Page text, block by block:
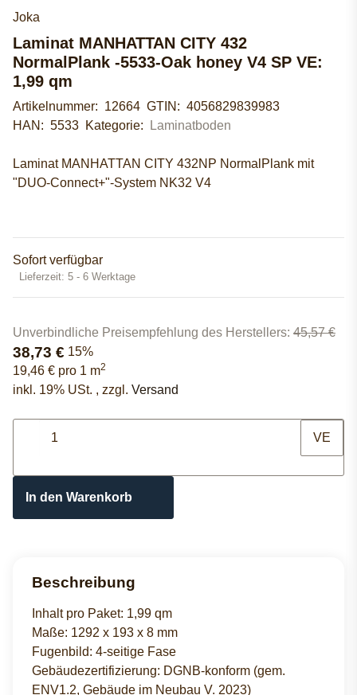
Joka
Laminat MANHATTAN CITY 432
NormalPlank -5533-Oak honey V4 SP VE:
1,99 qm
Artikelnummer: 12664 GTIN: 4056829839983
HAN: 5533 Kategorie: Laminatboden
Laminat MANHATTAN CITY 432NP NormalPlank mit
"DUO-Connect+"-System NK32 V4
Sofort verfügbar
Lieferzeit: 5 - 6 Werktage
Unverbindliche Preisempfehlung des Herstellers: 45,57 €
38,73 € 15%
19,46 € pro 1 m2
inkl. 19% USt. , zzgl. Versand
VE
In den Warenkorb
Beschreibung
Inhalt pro Paket: 1,99 qm
Maße: 1292 x 193 x 8 mm
Fugenbild: 4-seitige Fase
Gebäudezertifizierung: DGNB-konform (gem.
ENV1.2, Gebäude im Neubau V. 2023)